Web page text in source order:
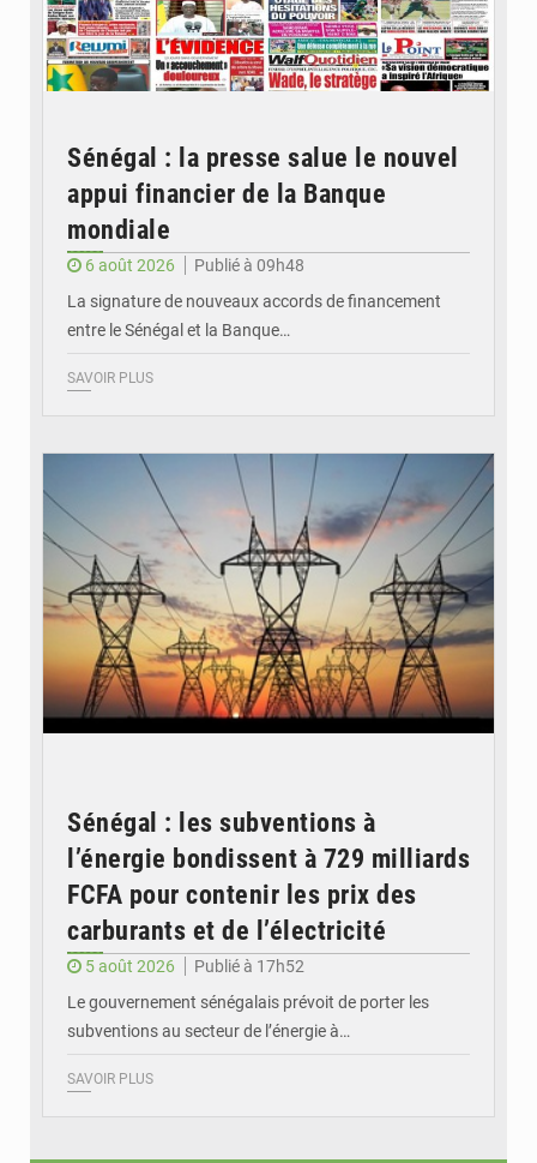
Sénégal : la presse salue le nouvel
appui financier de la Banque
mondiale
6 août 2026
Publié à 09h48
La signature de nouveaux accords de financement
entre le Sénégal et la Banque…
SAVOIR PLUS
Sénégal : les subventions à
l’énergie bondissent à 729 milliards
FCFA pour contenir les prix des
carburants et de l’électricité
5 août 2026
Publié à 17h52
Le gouvernement sénégalais prévoit de porter les
subventions au secteur de l’énergie à…
SAVOIR PLUS